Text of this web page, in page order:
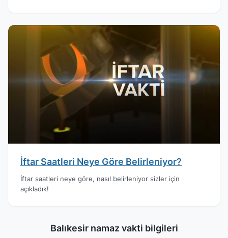
İftar Saatleri Neye Göre Belirleniyor?
İftar saatleri neye göre, nasıl belirleniyor sizler için
açıkladık!
Balıkesir namaz vakti bilgileri